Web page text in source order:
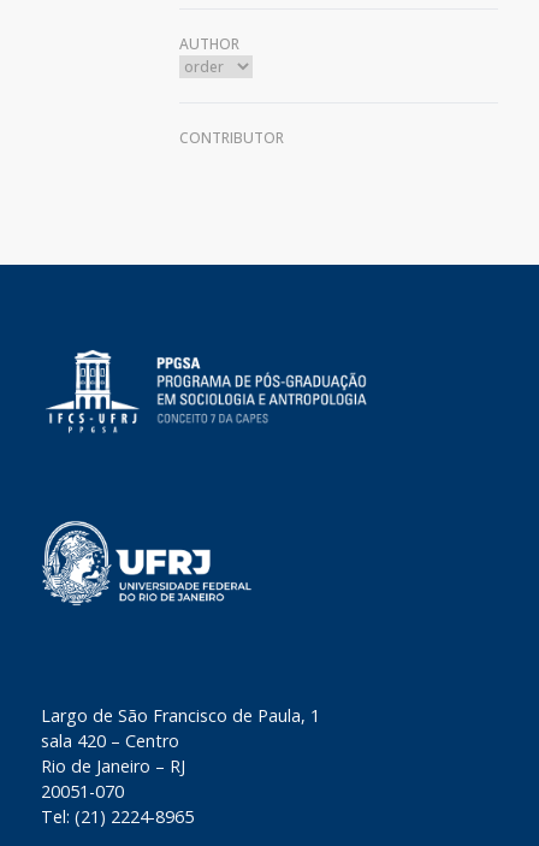
AUTHOR
CONTRIBUTOR
​Largo de São Francisco de Paula, 1
sala 420 – Centro
Rio de Janeiro – RJ
20051-070
Tel: (21) 2224-8965